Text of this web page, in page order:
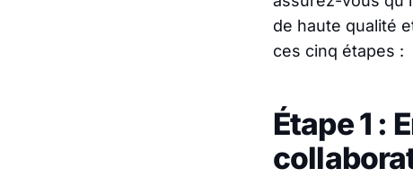
de haute qualité
ces cinq étapes :
Étape 1 :